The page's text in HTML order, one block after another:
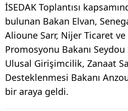
İSEDAK Toplantısı
bulunan Bakan Elvan,
Alioune Sarr, Nijer Ticaret
Promosyonu Bakanı
Ulusal Girişimcilik, Zanaat
Desteklenmesi Bakanı
bir araya geldi.